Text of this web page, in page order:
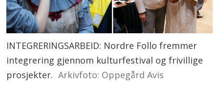
INTEGRERINGSARBEID: Nordre Follo fremmer
integrering gjennom kulturfestival og frivillige
prosjekter. Arkivfoto: Oppegård Avis